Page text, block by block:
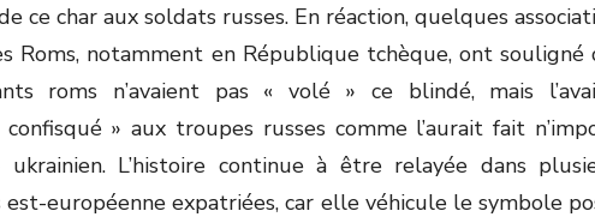
ce char aux soldats russes. En réaction, quelques
Roms, notamment en République tchèque, ont souligné
roms n’avaient pas « volé » ce blindé, mais
» aux troupes russes comme l’aurait fait
L’histoire continue à être relayée dans
est-européenne expatriées, car elle véhicule le symbole